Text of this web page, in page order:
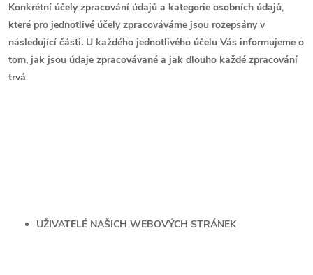
Konkrétní účely zpracování údajů a kategorie osobních údajů,
které pro jednotlivé účely zpracováváme jsou rozepsány v
následující části. U každého jednotlivého účelu Vás informujeme o
tom, jak jsou údaje zpracovávané a jak dlouho každé zpracování
trvá.
UŽIVATELÉ NAŠICH WEBOVÝCH STRÁNEK